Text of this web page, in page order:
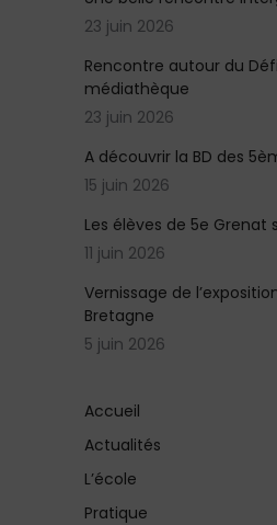
23 juin 2026
Rencontre autour du
médiathèque
23 juin 2026
A découvrir la BD des
15 juin 2026
Les élèves de 5e Grenat
11 juin 2026
Vernissage de
Bretagne
5 juin 2026
Accueil
Actualités
L’école
Pratique